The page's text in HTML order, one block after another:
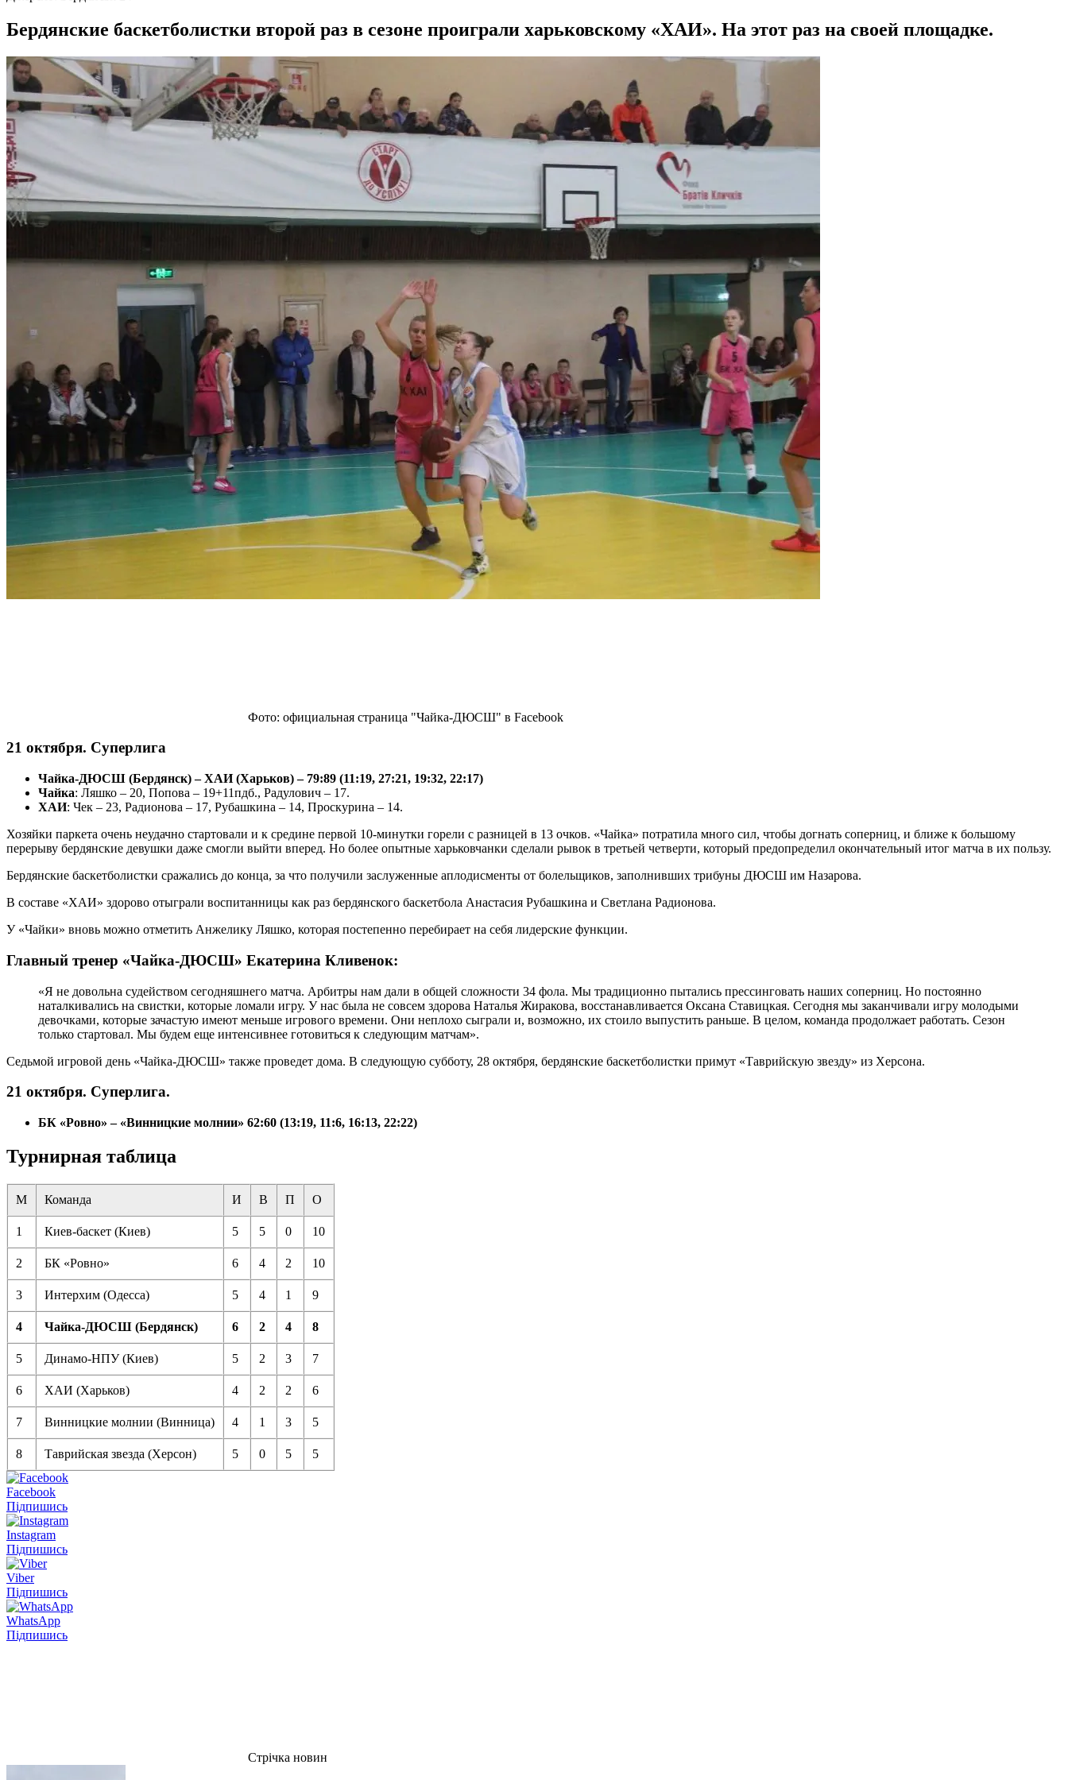
Бердянские баскетболистки второй раз в сезоне проиграли харьковскому «ХАИ». На этот раз на своей площадке.
Фото: официальная страница "Чайка-ДЮСШ" в Facebook
21 октября. Суперлига
Чайка-ДЮСШ (Бердянск) – ХАИ (Харьков) – 79:89 (11:19, 27:21, 19:32, 22:17)
Чайка: Ляшко – 20, Попова – 19+11пдб., Радулович – 17.
ХАИ: Чек – 23, Радионова – 17, Рубашкина – 14, Проскурина – 14.
Хозяйки паркета очень неудачно стартовали и к средине первой 10-минутки горели с разницей в 13 очков. «Чайка» потратила много сил, чтобы догнать соперниц, и ближе к большому
перерыву бердянские девушки даже смогли выйти вперед. Но более опытные харьковчанки сделали рывок в третьей четверти, который предопределил окончательный итог матча в их пользу.
Бердянские баскетболистки сражались до конца, за что получили заслуженные аплодисменты от болельщиков, заполнивших трибуны ДЮСШ им Назарова.
В составе «ХАИ» здорово отыграли воспитанницы как раз бердянского баскетбола Анастасия Рубашкина и Светлана Радионова.
У «Чайки» вновь можно отметить Анжелику Ляшко, которая постепенно перебирает на себя лидерские функции.
Главный тренер «Чайка-ДЮСШ» Екатерина Кливенок:
«Я не довольна судейством сегодняшнего матча. Арбитры нам дали в общей сложности 34 фола. Мы традиционно пытались прессинговать наших соперниц. Но постоянно
наталкивались на свистки, которые ломали игру. У нас была не совсем здорова Наталья Жиракова, восстанавливается Оксана Ставицкая. Сегодня мы заканчивали игру молодыми
девочками, которые зачастую имеют меньше игрового времени. Они неплохо сыграли и, возможно, их стоило выпустить раньше. В целом, команда продолжает работать. Сезон
только стартовал. Мы будем еще интенсивнее готовиться к следующим матчам».
Седьмой игровой день «Чайка-ДЮСШ» также проведет дома. В следующую субботу, 28 октября, бердянские баскетболистки примут «Таврийскую звезду» из Херсона.
21 октября. Суперлига.
БК «Ровно» – «Винницкие молнии» 62:60 (13:19, 11:6, 16:13, 22:22)
Турнирная таблица
М Команда И В П О
1 Киев-баскет (Киев) 5 5 0 10
2 БК «Ровно» 6 4 2 10
3 Интерхим (Одесса) 5 4 1 9
4 Чайка-ДЮСШ (Бердянск) 6 2 4 8
5 Динамо-НПУ (Киев) 5 2 3 7
6 ХАИ (Харьков) 4 2 2 6
7 Винницкие молнии (Винница) 4 1 3 5
8 Таврийская звезда (Херсон) 5 0 5 5
Facebook
Підпишись
Instagram
Підпишись
Viber
Підпишись
WhatsApp
Підпишись
Стрічка новин